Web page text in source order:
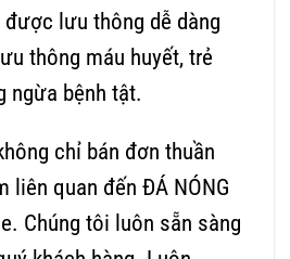
lưu thông dễ dàng
thông máu huyết, trẻ
ngừa bệnh tật.
chỉ bán đơn thuần
liên quan đến ĐÁ NÓNG
Chúng tôi luôn sẵn sàng